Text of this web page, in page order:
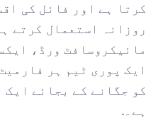
کرتا ہے اور فائل کی
روزانہ استعمال کرتے
مائیکروسافٹ ورڈ،
ایک پوری ٹیم ہر
کو جگانے کے بجائے ایک
ہے۔.